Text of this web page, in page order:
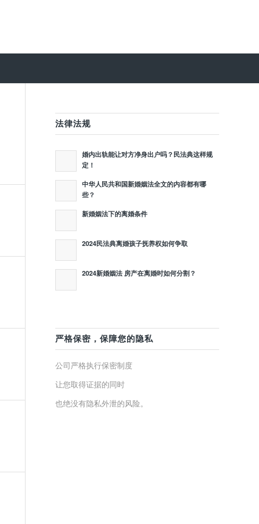
法律法规
婚内出轨能让对方净身出户吗？民法典这样规
定！
中华人民共和国新婚姻法全文的内容都有哪
些？
新婚姻法下的离婚条件
2024民法典离婚孩子抚养权如何争取
2024新婚姻法 房产在离婚时如何分割？
严格保密，保障您的隐私
公司严格执行保密制度
让您取得证据的同时
也绝没有隐私外泄的风险。